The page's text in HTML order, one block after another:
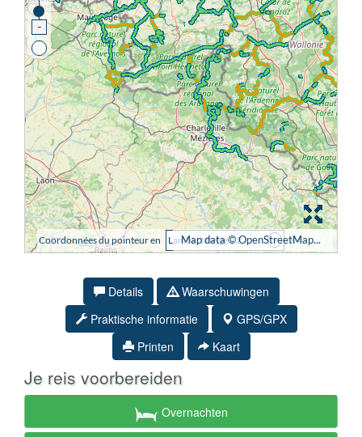
Details
Waarschuwingen
Praktische informatie
GPS/GPX
Printen
Kaart
Je reis voorbereiden
Overnachten